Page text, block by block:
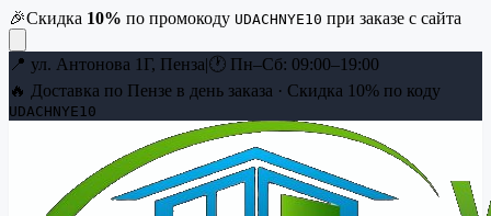
🎉Скидка 10% по промокоду UDACHNYE10 при заказе с сайта
📍 ул. Антонова 1Г, Пенза|🕐 Пн–Сб: 09:00–19:00
🔥 Доставка по Пензе в день заказа · Скидка 10% по коду
UDACHNYE10